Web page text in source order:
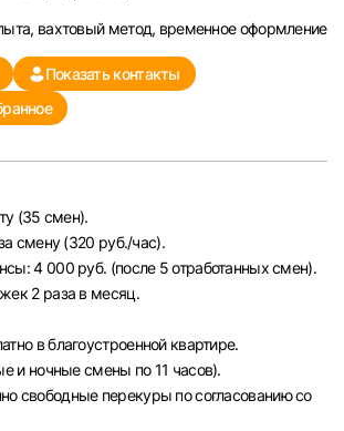
вахтовый метод, временное оформление
Показать контакты
(35 смен).
смену (320 руб./час).
4 000 руб. (после 5 отработанных смен).
2 раза в месяц.
в благоустроенной квартире.
и ночные смены по 11 часов).
свободные перекуры по согласованию со